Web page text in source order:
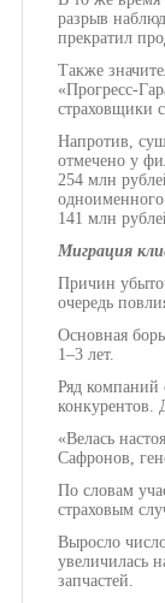
разрыв
прекратил
Также
«Прогресс-
страховщики
Напротив,
отмечено у
254 млн
141 млн
Миграция
Причин
очередь
Основная
1–3 лет.
Ряд компаний
конкурентов.
«Велась
Сафронов,
По словам
страховым
Выросло
увеличилась
запчастей.